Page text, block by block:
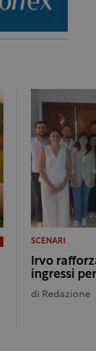
SCENARI
Irvo
ingressi
di Redazione